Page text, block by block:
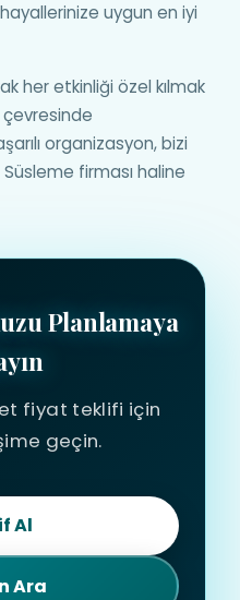
uygun en iyi
her etkinliği özel kılmak
çevresinde
organizasyon, bizi
firması haline
Planlamaya
fiyat teklifi için
geçin.
Al
Ara